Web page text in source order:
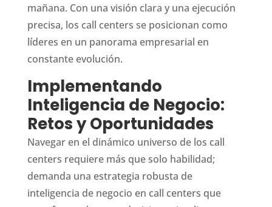
mañana. Con una visión clara y una ejecución
precisa, los call centers se posicionan como
líderes en un panorama empresarial en
constante evolución.
Implementando
Inteligencia de Negocio:
Retos y Oportunidades
Navegar en el dinámico universo de los call
centers requiere más que solo habilidad;
demanda una estrategia robusta de
inteligencia de negocio en call centers que